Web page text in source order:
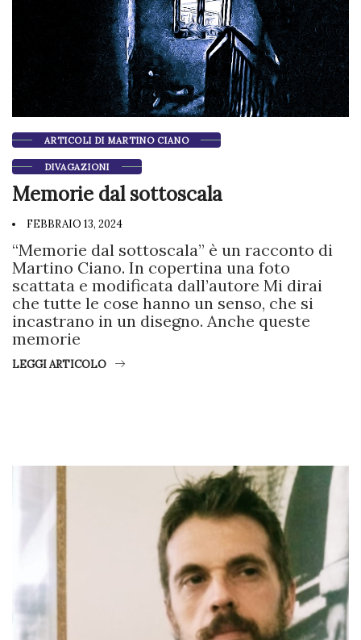
ARTICOLI DI MARTINO CIANO
DIVAGAZIONI
Memorie dal sottoscala
FEBBRAIO 13, 2024
“Memorie dal sottoscala” è un racconto di
Martino Ciano. In copertina una foto
scattata e modificata dall’autore Mi dirai
che tutte le cose hanno un senso, che si
incastrano in un disegno. Anche queste
memorie
LEGGI ARTICOLO